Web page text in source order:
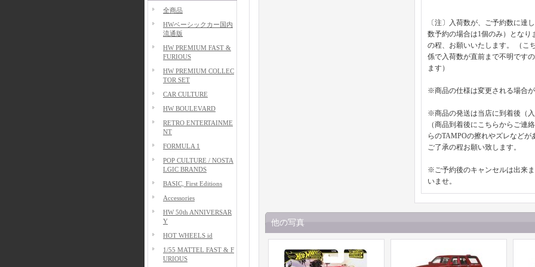
全商品
HWベーシックカー国内
流通版
HW PREMIUM FAST &
FURIOUS
HW PREMIUM COLLEC
TOR SET
CAR CULTURE
HW BOULEVARD
RETRO ENTERTAINME
NT
FORMULA 1
POP CULTURE / NOSTA
LGIC BRANDS
BASIC, First Editions
Accessories
HW 50th ANNIVERSAR
Y
HOT WHEELS id
1/55 MATTEL FAST & F
URIOUS
〔注〕入荷数が、ご予約数に達
数予約の場合は1個のみ）となり
の程、お願いいたします。 （こ
係で入荷数が直前まで不明です
ます）
※商品の仕様は変更される場合
※商品の発送は当店に到着後（
（商品到着後にこちらからご連
らのTAMPOの擦れやズレなど
ご了承の程お願い致します。
※ご予約後のキャンセルは出来
いませ。
他の写真